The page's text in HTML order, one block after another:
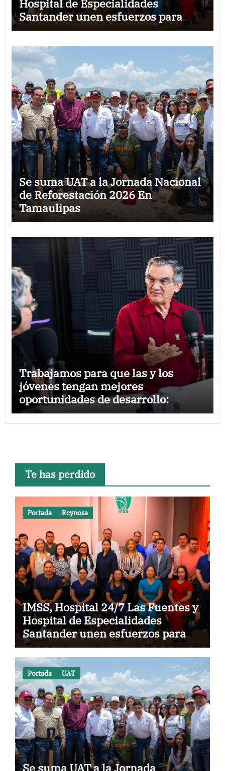
Hospital de Especialidades
Santander unen esfuerzos para
fortalecer la permanencia de
médicos especialistas en Reynosa
Se suma UAT a la Jornada Nacional
de Reforestación 2026 En
Tamaulipas
Trabajamos para que las y los
jóvenes tengan mejores
oportunidades de desarrollo:
Américo
Te has perdido
Portada Reynosa
IMSS, Hospital 24/7 Las Fuentes y
Hospital de Especialidades
Santander unen esfuerzos para
fortalecer la permanencia de
médicos especialistas en Reynosa
Portada UAT
Se suma UAT a la Jornada